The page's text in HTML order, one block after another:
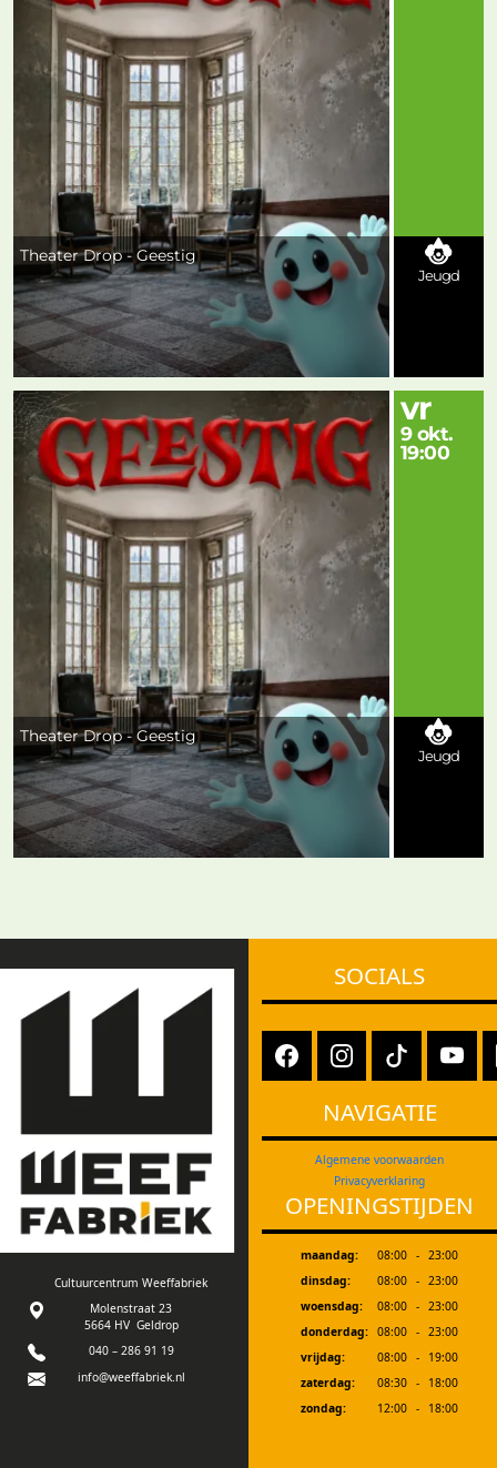
Theater Drop - Geestig
Jeugd
Theater Drop - Geestig
vr
9 okt.
19:00
Jeugd
Cultuurcentrum Weeffabriek
Molenstraat 23
5664 HV Geldrop
040 – 286 91 19
info@weeffabriek.nl
SOCIALS
NAVIGATIE
Algemene voorwaarden
Privacyverklaring
OPENINGSTIJDEN
maandag: 08:00 - 23:00
dinsdag:
08:00 - 23:00
woensdag:
08:00 - 23:00
donderdag: 08:00 - 23:00
vrijdag:
08:00 -
19:00
zaterdag:
08:30 -
18:00
zondag:
12:00 - 18:00